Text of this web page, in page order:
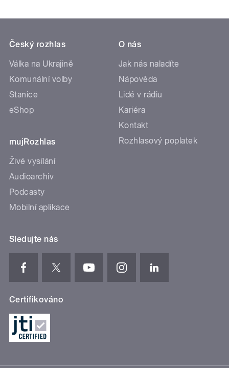
Český rozhlas
Válka na Ukrajině
Komunální volby
Stanice
eShop
mujRozhlas
Živé vysílání
Audioarchiv
Podcasty
Mobilní aplikace
O nás
Jak nás naladíte
Nápověda
Lidé v rádiu
Kariéra
Kontakt
Rozhlasový poplatek
Sledujte nás
Certifikováno